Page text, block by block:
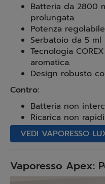
Batteria da 2800
prolungata.
Potenza
Serbatoio da 5
Tecnologia
aromatica.
Design robusto
Contro:
Batteria non
Ricarica non
VEDI VAPORESSO
Vaporesso Apex: